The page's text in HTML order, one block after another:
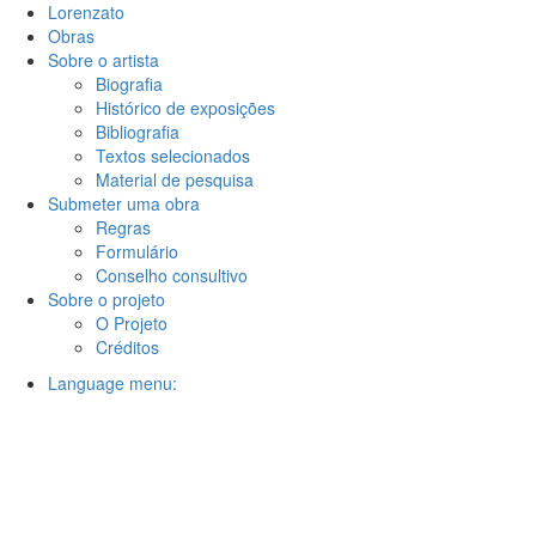
Lorenzato
Obras
Sobre o artista
Biografia
Histórico de exposições
Bibliografia
Textos selecionados
Material de pesquisa
Submeter uma obra
Regras
Formulário
Conselho consultivo
Sobre o projeto
O Projeto
Créditos
Language menu: